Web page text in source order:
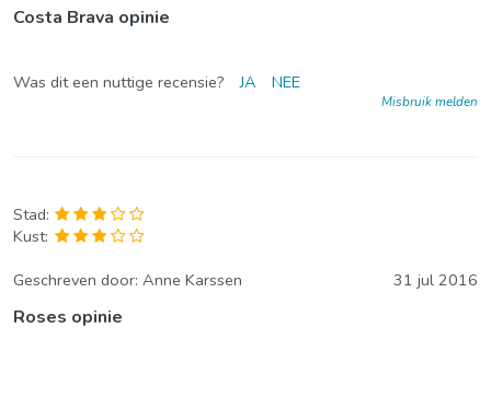
Costa Brava opinie
Was dit een nuttige recensie? JA NEE
Misbruik melden
Stad:
Kust:
Geschreven door: Anne Karssen 31 jul 2016
Roses opinie